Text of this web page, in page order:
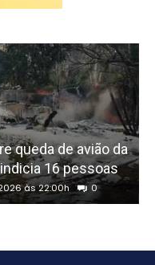
queda de avião da
16 pessoas
às 22:00h 0